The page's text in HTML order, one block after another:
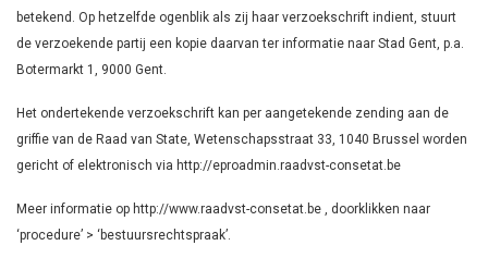
betekend. Op hetzelfde ogenblik als zij haar verzoekschrift indient, stuurt
de verzoekende partij een kopie daarvan ter informatie naar Stad Gent, p.a.
Botermarkt 1, 9000 Gent.
Het ondertekende verzoekschrift kan per aangetekende zending aan de
griffie van de Raad van State, Wetenschapsstraat 33, 1040 Brussel worden
gericht of elektronisch via http://eproadmin.raadvst-consetat.be
Meer informatie op http://www.raadvst-consetat.be , doorklikken naar
‘procedure’ > ‘bestuursrechtspraak’.